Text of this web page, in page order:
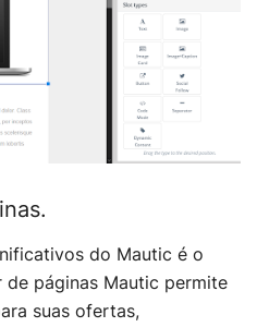
do Mautic é o
de páginas Mautic permite
suas ofertas,